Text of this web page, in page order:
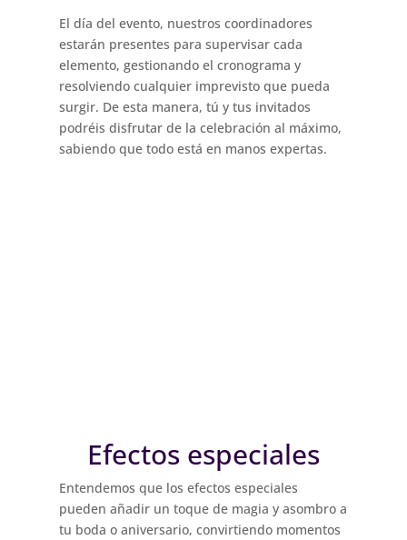
El día del evento, nuestros coordinadores
estarán presentes para supervisar cada
elemento, gestionando el cronograma y
resolviendo cualquier imprevisto que pueda
surgir. De esta manera, tú y tus invitados
podréis disfrutar de la celebración al máximo,
sabiendo que todo está en manos expertas.
Efectos especiales
Entendemos que los efectos especiales
pueden añadir un toque de magia y asombro a
tu boda o aniversario, convirtiendo momentos